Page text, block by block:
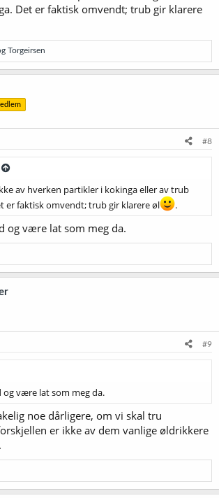
Det er faktisk omvendt; trub gir klarere
Torgeirsen
#8
av hverken partikler i kokinga eller av trub
er faktisk omvendt; trub gir klarere øl
.
og være lat som meg da.
#9
være lat som meg da.
noe dårligere, om vi skal tru
er ikke av dem vanlige øldrikkere